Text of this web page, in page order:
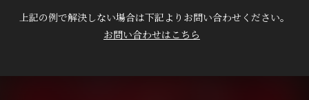
上記の例で解決しない場合は下記よりお問い合わせください。
お問い合わせはこちら